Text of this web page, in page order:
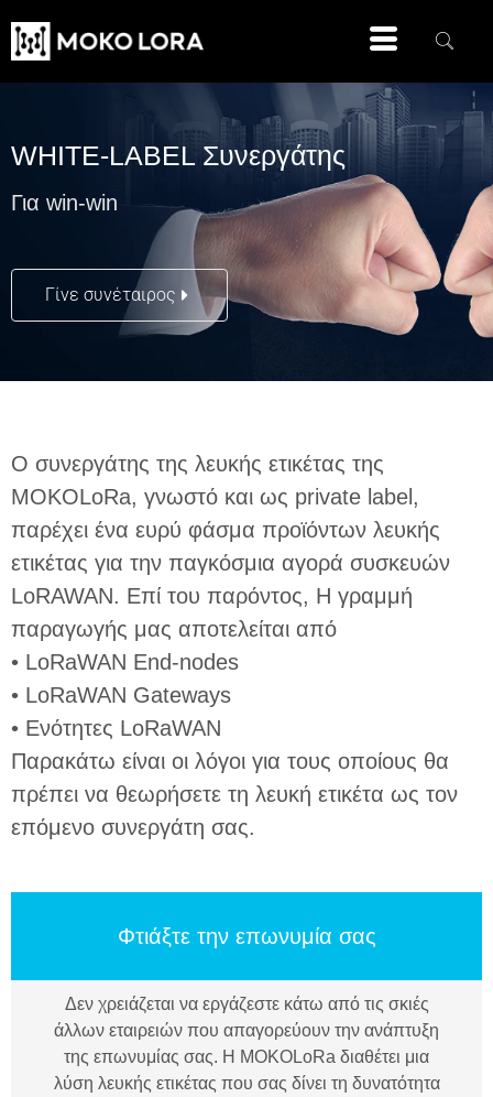
WHITE-LABEL Συνεργάτης
Για win-win
Γίνε συνέταιρος
Ο συνεργάτης της λευκής ετικέτας της
MOKOLoRa, γνωστό και ως private label,
παρέχει ένα ευρύ φάσμα προϊόντων λευκής
ετικέτας για την παγκόσμια αγορά συσκευών
LoRAWAN. Επί του παρόντος, Η γραμμή
παραγωγής μας αποτελείται από
• LoRaWAN End-nodes
• LoRaWAN Gateways
• Ενότητες LoRaWAN
Παρακάτω είναι οι λόγοι για τους οποίους θα
πρέπει να θεωρήσετε τη λευκή ετικέτα ως τον
επόμενο συνεργάτη σας.
Φτιάξτε την επωνυμία σας
Δεν χρειάζεται να εργάζεστε κάτω από τις σκιές
άλλων εταιρειών που απαγορεύουν την ανάπτυξη
της επωνυμίας σας. Η MOKOLoRa διαθέτει μια
λύση λευκής ετικέτας που σας δίνει τη δυνατότητα